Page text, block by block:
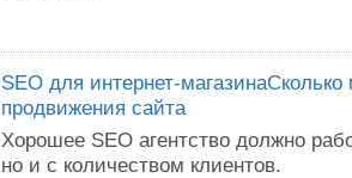
SEO для интернет-
продвижения сайта
Хорошее SEO агентство должно
но и с количеством клиентов.